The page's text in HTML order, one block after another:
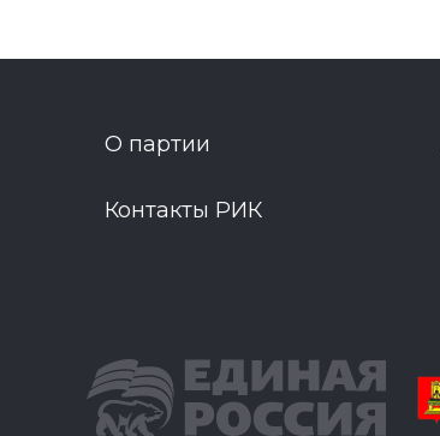
О партии
Контакты РИК